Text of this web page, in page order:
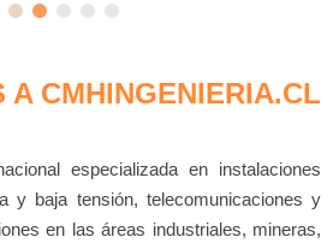
A CMHINGENIERIA.CL
especializada en instalaciones
y baja tensión, telecomunicaciones y
en las áreas industriales, mineras,